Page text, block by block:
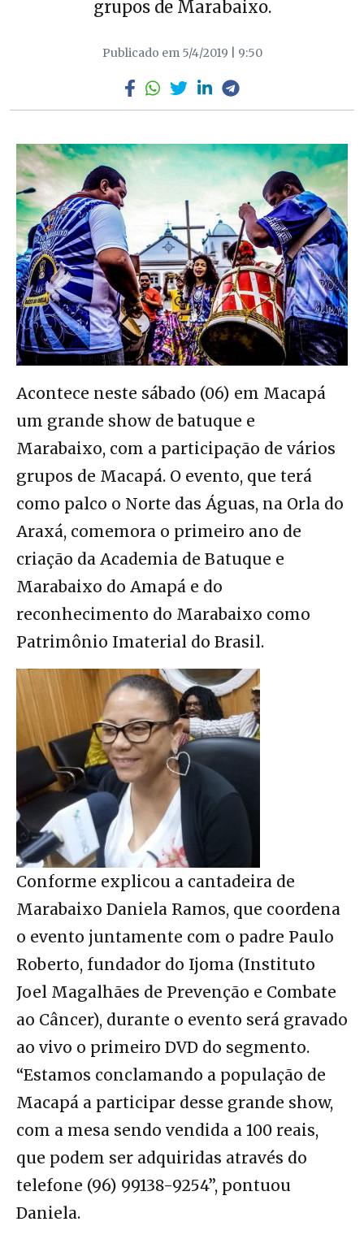
grupos de Marabaixo.
Publicado em 5/4/2019 | 9:50
Acontece neste sábado (06) em Macapá
um grande show de batuque e
Marabaixo, com a participação de vários
grupos de Macapá. O evento, que terá
como palco o Norte das Águas, na Orla do
Araxá, comemora o primeiro ano de
criação da Academia de Batuque e
Marabaixo do Amapá e do
reconhecimento do Marabaixo como
Patrimônio Imaterial do Brasil.
Conforme explicou a cantadeira de
Marabaixo Daniela Ramos, que coordena
o evento juntamente com o padre Paulo
Roberto, fundador do Ijoma (Instituto
Joel Magalhães de Prevenção e Combate
ao Câncer), durante o evento será gravado
ao vivo o primeiro DVD do segmento.
“Estamos conclamando a população de
Macapá a participar desse grande show,
com a mesa sendo vendida a 100 reais,
que podem ser adquiridas através do
telefone (96) 99138-9254”, pontuou
Daniela.